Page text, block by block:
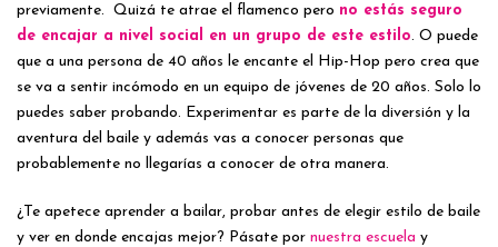
previamente. Quizá te atrae el flamenco pero no estás seguro
de encajar a nivel social en un grupo de este estilo. O puede
que a una persona de 40 años le encante el Hip-Hop pero crea que
se va a sentir incómodo en un equipo de jóvenes de 20 años. Solo lo
puedes saber probando. Experimentar es parte de la diversión y la
aventura del baile y además vas a conocer personas que
probablemente no llegarías a conocer de otra manera.
¿Te apetece aprender a bailar, probar antes de elegir estilo de baile
y ver en donde encajas mejor? Pásate por nuestra escuela y